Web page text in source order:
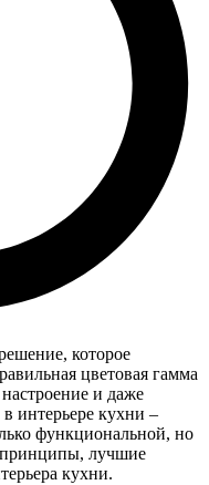
которое
цветовая гамма
и даже
интерьере кухни –
функциональной, но
лучшие
кухни.